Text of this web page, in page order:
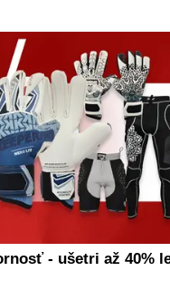
- ušetri až 40%